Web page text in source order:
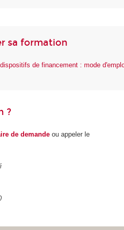
sa formation
de financement : mode
?
de demande ou appeler le